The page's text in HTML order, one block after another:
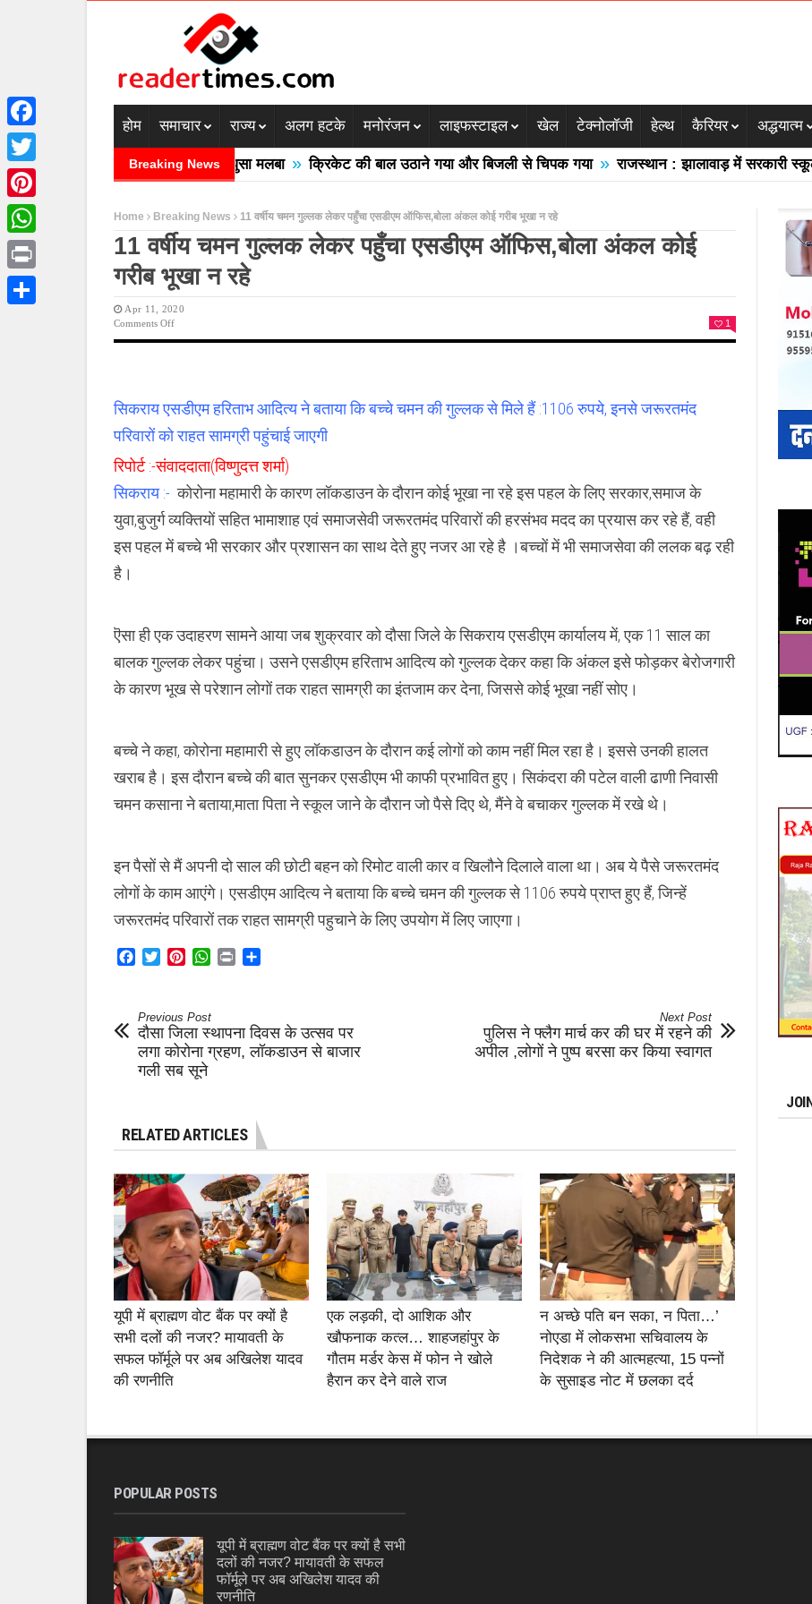
होम समाचार राज्य अलग हटके मनोरंजन लाइफस्टाइल खेल टेक्नोलॉजी हेल्थ कैरियर अद्धयात्म
Breaking News
बादल फटने से तीन की मौत घरों में घुसा मलबा » क्रिकेट की बाल उठाने गया और बिजली से चिपक गया » राजस्थान : झालावाड़ में सरकारी स्कूल
Home Breaking News 11 वर्षीय चमन गुल्लक लेकर पहुँचा एसडीएम ऑफिस,बोला अंकल कोई गरीब भूखा न रहे
11 वर्षीय चमन गुल्लक लेकर पहुँचा एसडीएम ऑफिस,बोला अंकल कोई
गरीब भूखा न रहे
Apr 11, 2020
Comments OffOn
पहुँचा
ऑफिस,बोला
कोई
भूखा
रहे
1
सिकराय एसडीएम हरिताभ आदित्य ने बताया कि बच्चे चमन की गुल्लक से मिले हैं :1106 रुपये, इनसे जरूरतमंद
परिवारों को राहत सामग्री पहुंचाई जाएगी
रिपोर्ट :-संवाददाता(विष्णुदत्त शर्मा)
सिकराय :- कोरोना महामारी के कारण लॉकडाउन के दौरान कोई भूखा ना रहे इस पहल के लिए सरकार,समाज के
युवा,बुजुर्ग व्यक्तियों सहित भामाशाह एवं समाजसेवी जरूरतमंद परिवारों की हरसंभव मदद का प्रयास कर रहे हैं, वही
इस पहल में बच्चे भी सरकार और प्रशासन का साथ देते हुए नजर आ रहे है ।बच्चों में भी समाजसेवा की ललक बढ़ रही
है।
ऎसा ही एक उदाहरण सामने आया जब शुक्रवार को दौसा जिले के सिकराय एसडीएम कार्यालय में, एक 11 साल का
बालक गुल्लक लेकर पहुंचा। उसने एसडीएम हरिताभ आदित्य को गुल्लक देकर कहा कि अंकल इसे फोड़कर बेरोजगारी
के कारण भूख से परेशान लोगों तक राहत सामग्री का इंतजाम कर देना, जिससे कोई भूखा नहीं सोए।
बच्चे ने कहा, कोरोना महामारी से हुए लॉकडाउन के दौरान कई लोगों को काम नहीं मिल रहा है। इससे उनकी हालत
खराब है। इस दौरान बच्चे की बात सुनकर एसडीएम भी काफी प्रभावित हुए। सिकंदरा की पटेल वाली ढाणी निवासी
चमन कसाना ने बताया,माता पिता ने स्कूल जाने के दौरान जो पैसे दिए थे, मैंने वे बचाकर गुल्लक में रखे थे।
इन पैसों से मैं अपनी दो साल की छोटी बहन को रिमोट वाली कार व खिलौने दिलाले वाला था। अब ये पैसे जरूरतमंद
लोगों के काम आएंगे। एसडीएम आदित्य ने बताया कि बच्चे चमन की गुल्लक से 1106 रुपये प्राप्त हुए हैं, जिन्हें
जरूरतमंद परिवारों तक राहत सामग्री पहुचाने के लिए उपयोग में लिए जाएगा।
Facebook
TwitterPinterestWhatsApp
Print
Previous Post
दौसा जिला स्थापना दिवस के उत्सव पर
लगा कोरोना ग्रहण, लॉकडाउन से बाजार
गली सब सूने
Next Post
पुलिस ने फ्लैग मार्च कर की घर में रहने की
अपील ,लोगों ने पुष्प बरसा कर किया स्वागत
RELATED ARTICLES
यूपी में ब्राह्मण वोट बैंक पर क्यों है
सभी दलों की नजर? मायावती के
सफल फॉर्मूले पर अब अखिलेश यादव
की रणनीति
एक लड़की, दो आशिक और
खौफनाक कत्ल… शाहजहांपुर के
गौतम मर्डर केस में फोन ने खोले
हैरान कर देने वाले राज
न अच्छे पति बन सका, न पिता…’
नोएडा में लोकसभा सचिवालय के
निदेशक ने की आत्महत्या, 15 पन्नों
के सुसाइड नोट में छलका दर्द
POPULAR POSTS
यूपी में ब्राह्मण वोट बैंक पर क्यों है सभी
दलों की नजर? मायावती के सफल
फॉर्मूले पर अब अखिलेश यादव की
रणनीति
Facebook
Twitter
Pinterest
WhatsApp
Print